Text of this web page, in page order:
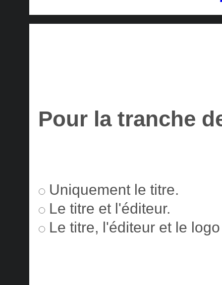
Pour la tranche
Uniquement le titre.
Le titre et l'éditeur.
Le titre, l'éditeur et le